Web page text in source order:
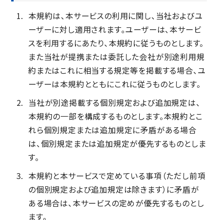
本規約は、本サービスの利用に関し、当社およびユ
ーザーに対し適用されます。ユーザーは、本サービ
スを利用するにあたり、本規約に従うものとします。
また当社が提携または委託した会社が別途利用規
約またはこれに相当する規定等を掲載する場合、ユ
ーザーは本規約とともにこれに従うものとします。
当社が別途掲載する個別規定および追加規定は、
本規約の一部を構成するものとします。本規約とこ
れら個別規定または追加規定に矛盾がある場合
は、個別規定または追加規定が優先するものとしま
す。
本規約と本サービスで定めている事項（ただし前項
の個別規定および追加規定は除きます）に矛盾が
ある場合は、本サービスの定めが優先するものとし
ます。